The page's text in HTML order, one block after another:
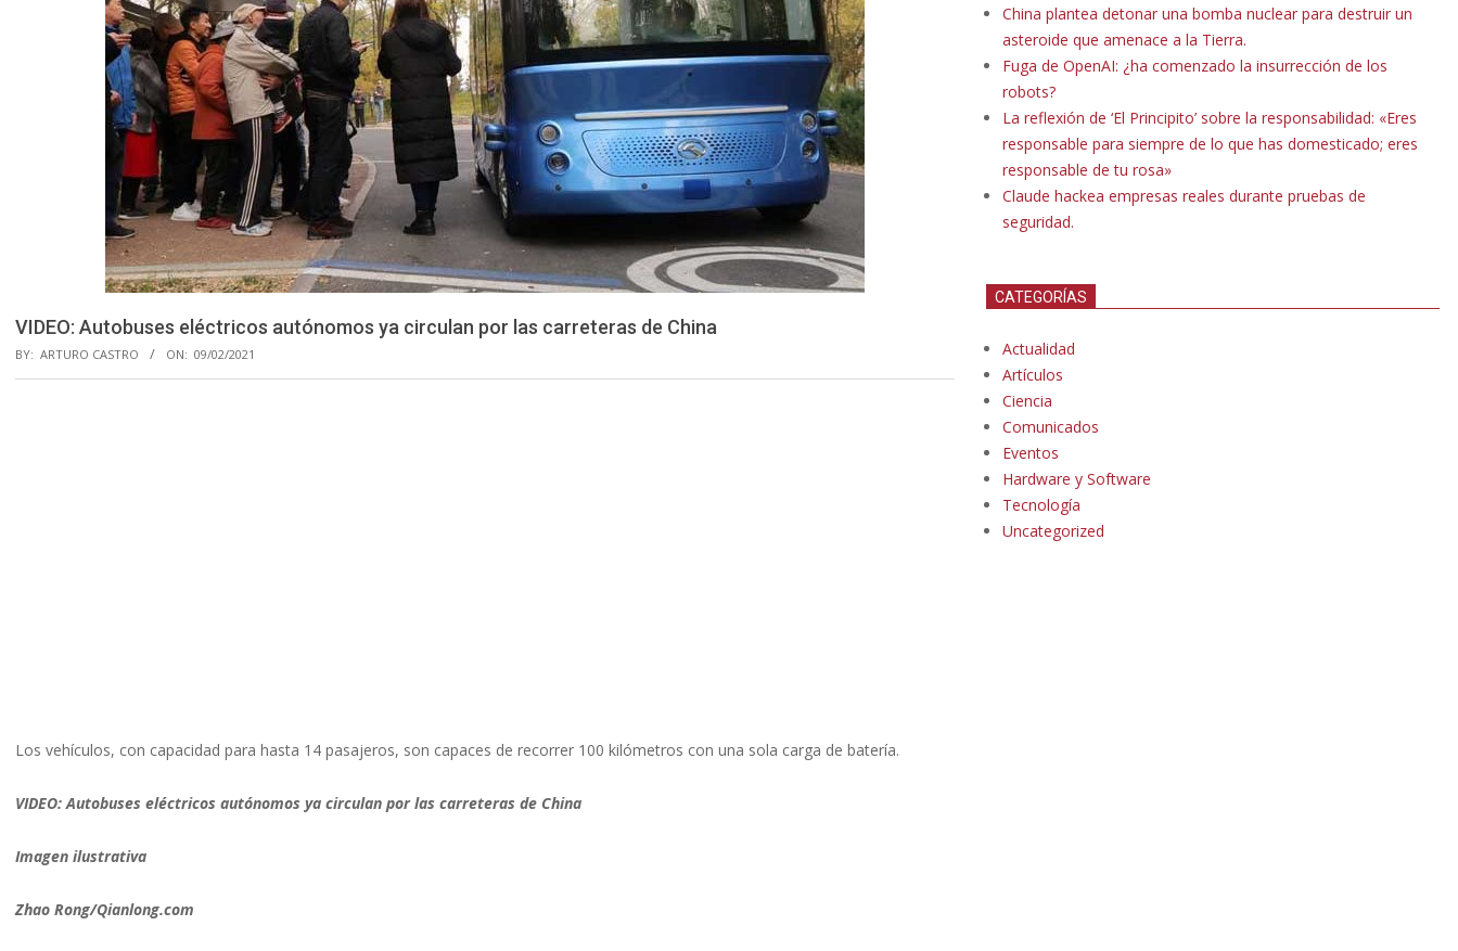
VIDEO: Autobuses eléctricos autónomos ya circulan por las carreteras de China
BY: ARTURO CASTRO ON: 09/02/2021
Los vehículos, con capacidad para hasta 14 pasajeros, son capaces de recorrer 100 kilómetros con una sola carga de batería.
VIDEO: Autobuses eléctricos autónomos ya circulan por las carreteras de China
Imagen ilustrativa
Zhao Rong/Qianlong.com
China plantea detonar una bomba nuclear para destruir un
asteroide que amenace a la Tierra.
Fuga de OpenAI: ¿ha comenzado la insurrección de los
robots?
La reflexión de ‘El Principito’ sobre la responsabilidad: «Eres
responsable para siempre de lo que has domesticado; eres
responsable de tu rosa»
Claude hackea empresas reales durante pruebas de
seguridad.
CATEGORÍAS
Actualidad
Artículos
Ciencia
Comunicados
Eventos
Hardware y Software
Tecnología
Uncategorized